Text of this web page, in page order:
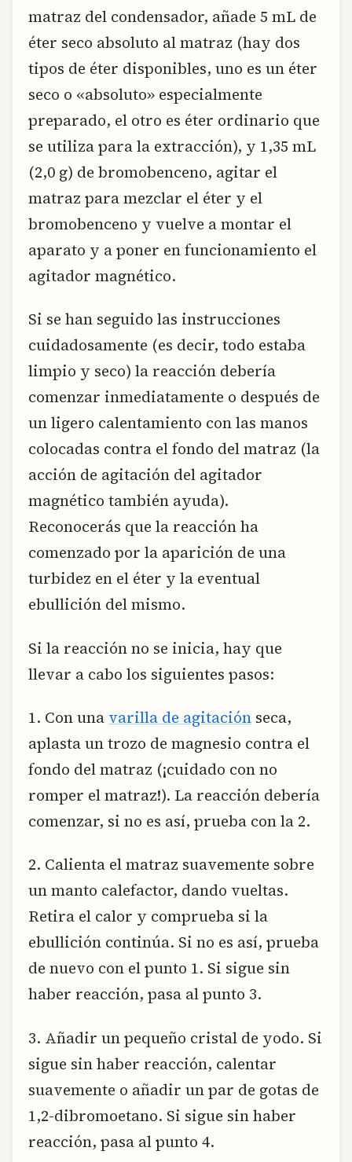
matraz del condensador, añade 5 mL de
éter seco absoluto al matraz (hay dos
tipos de éter disponibles, uno es un éter
seco o «absoluto» especialmente
preparado, el otro es éter ordinario que
se utiliza para la extracción), y 1,35 mL
(2,0 g) de bromobenceno, agitar el
matraz para mezclar el éter y el
bromobenceno y vuelve a montar el
aparato y a poner en funcionamiento el
agitador magnético.
Si se han seguido las instrucciones
cuidadosamente (es decir, todo estaba
limpio y seco) la reacción debería
comenzar inmediatamente o después de
un ligero calentamiento con las manos
colocadas contra el fondo del matraz (la
acción de agitación del agitador
magnético también ayuda).
Reconocerás que la reacción ha
comenzado por la aparición de una
turbidez en el éter y la eventual
ebullición del mismo.
Si la reacción no se inicia, hay que
llevar a cabo los siguientes pasos:
1. Con una varilla de agitación seca,
aplasta un trozo de magnesio contra el
fondo del matraz (¡cuidado con no
romper el matraz!). La reacción debería
comenzar, si no es así, prueba con la 2.
2. Calienta el matraz suavemente sobre
un manto calefactor, dando vueltas.
Retira el calor y comprueba si la
ebullición continúa. Si no es así, prueba
de nuevo con el punto 1. Si sigue sin
haber reacción, pasa al punto 3.
3. Añadir un pequeño cristal de yodo. Si
sigue sin haber reacción, calentar
suavemente o añadir un par de gotas de
1,2-dibromoetano. Si sigue sin haber
reacción, pasa al punto 4.